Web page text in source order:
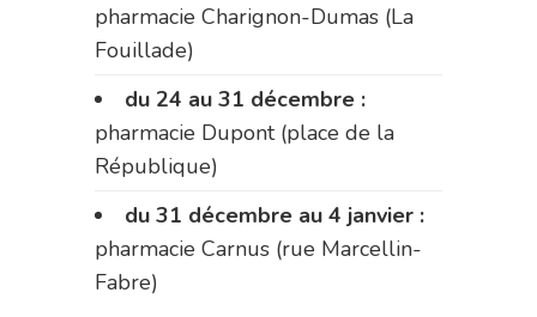
pharmacie Charignon-Dumas (La
Fouillade)
du 24 au 31 décembre :
pharmacie Dupont (place de la
République)
du 31 décembre au 4 janvier :
pharmacie Carnus (rue Marcellin-
Fabre)